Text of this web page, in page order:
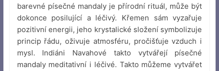
barevné písečné mandaly je přírodní rituál, může být
dokonce posilující a léčivý. Křemen sám vyzařuje
pozitivní energii, jeho krystalické složení symbolizuje
princip řádu, oživuje atmosféru, pročišťuje vzduch i
mysl. Indiáni Navahové takto vytvářejí písečné
mandaly meditativní i léčivé. Takto můžeme vytvářet